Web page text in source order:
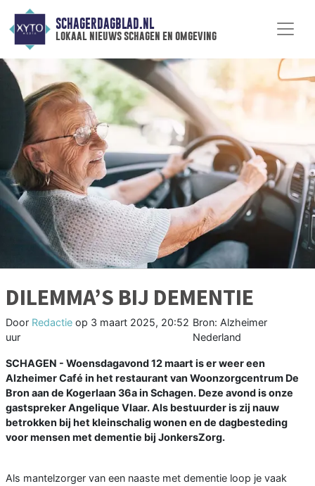
SCHAGERDAGBLAD.NL
lokaal nieuws schagen en omgeving
DILEMMA’S BIJ DEMENTIE
Door Redactie op 3 maart 2025, 20:52
uur
Bron: Alzheimer
Nederland
SCHAGEN - Woensdagavond 12 maart is er weer een
Alzheimer Café in het restaurant van Woonzorgcentrum De
Bron aan de Kogerlaan 36a in Schagen. Deze avond is onze
gastspreker Angelique Vlaar. Als bestuurder is zij nauw
betrokken bij het kleinschalig wonen en de dagbesteding
voor mensen met dementie bij JonkersZorg.
Als mantelzorger van een naaste met dementie loop je vaak